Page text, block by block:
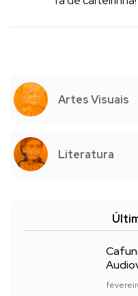
Artes Visuais
Literatura